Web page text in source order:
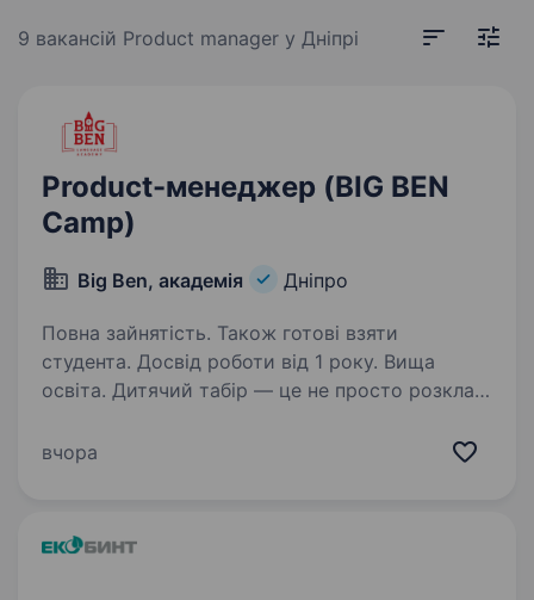
9 вакансій Product manager у Дніпрі
Product-менеджер (BIG BEN
Camp)
Big Ben, академія Дніпро
Повна зайнятість. Також готові взяти
студента. Досвід роботи від 1 року. Вища
освіта. Дитячий табір — це не просто розклад
цікавим дітям, зрозумілим батькам і сильним
повертаються…
вчора